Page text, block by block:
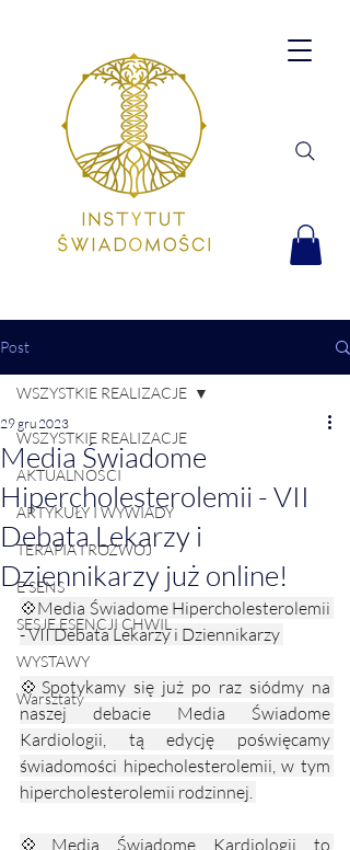
Post
WSZYSTKIE REALIZACJE
AKTUALNOŚCI
ARTYKUŁY I WYWIADY
TERAPIA I ROZWÓJ
E SENS
SESJE ESENCJI CHWIL
WYSTAWY
Warsztaty
WSZYSTKIE REALIZACJE
Media Świadome
Hipercholesterolemii - VII
Debata Lekarzy i
Dziennikarzy już online!
29 gru 2023
💠Media Świadome Hipercholesterolemii
- VII Debata Lekarzy i Dziennikarzy
💠Spotykamy się już po raz siódmy na
naszej debacie Media Świadome
Kardiologii, tą edycję poświęcamy
świadomości hipecholesterolemii, w tym
hipercholesterolemii rodzinnej.
💠Media Świadome Kardiologii to